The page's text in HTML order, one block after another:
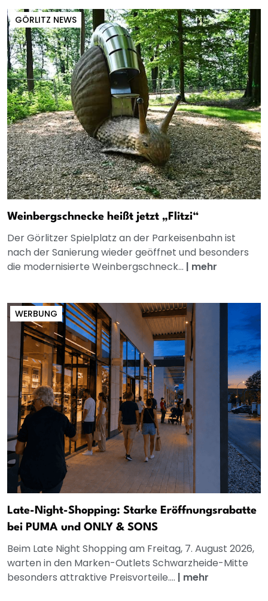
GÖRLITZ NEWS
Weinbergschnecke heißt jetzt „Flitzi“
Der Görlitzer Spielplatz an der Parkeisenbahn ist
nach der Sanierung wieder geöffnet und besonders
die modernisierte Weinbergschneck... | mehr
WERBUNG
Late-Night-Shopping: Starke Eröffnungsrabatte
bei PUMA und ONLY & SONS
Beim Late Night Shopping am Freitag, 7. August 2026,
warten in den Marken-Outlets Schwarzheide-Mitte
besonders attraktive Preisvorteile.... | mehr